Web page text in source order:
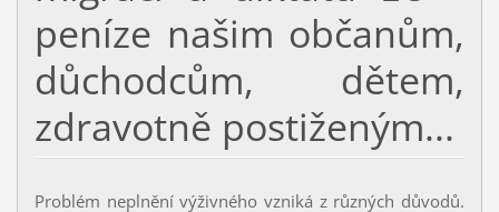
peníze našim občanům,
důchodcům, dětem,
zdravotně postiženým...
Problém neplnění výživného vzniká z různých důvodů.